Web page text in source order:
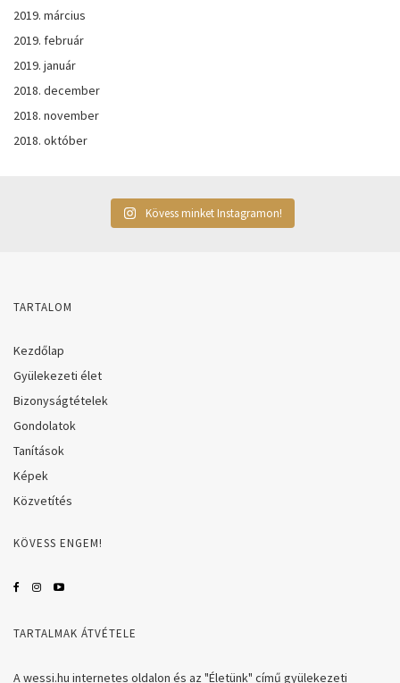
2019. március
2019. február
2019. január
2018. december
2018. november
2018. október
Kövess minket Instagramon!
TARTALOM
Kezdőlap
Gyülekezeti élet
Bizonyságtételek
Gondolatok
Tanítások
Képek
Közvetítés
KÖVESS ENGEM!
TARTALMAK ÁTVÉTELE
A wessi.hu internetes oldalon és az "Életünk" című gyülekezeti